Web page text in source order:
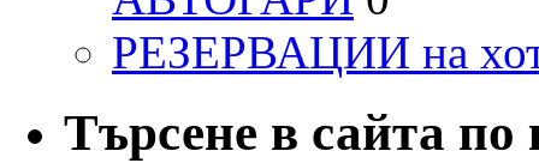
РЕЗЕРВАЦИИ на
Търсене в сайта